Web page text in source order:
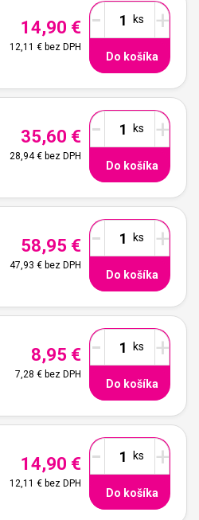
14,90 €
12,11 €bez DPH
- +
Do košíka
35,60 €
28,94 €bez DPH
- +
Do košíka
58,95 €
47,93 €bez DPH
- +
Do košíka
8,95 €
7,28 €bez DPH
- +
Do košíka
14,90 €
12,11 €bez DPH
- +
Do košíka